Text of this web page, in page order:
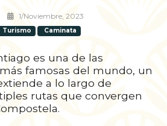
1/noviembre, 2023
Turismo Caminata
es una de las
famosas del mundo, un
a lo largo de
rutas que convergen